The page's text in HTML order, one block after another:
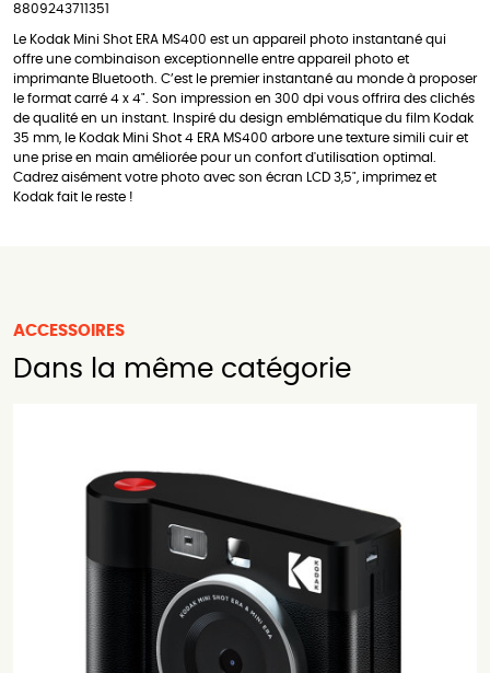
8809243711351
Le Kodak Mini Shot ERA MS400 est un appareil photo instantané qui
offre une combinaison exceptionnelle entre appareil photo et
imprimante Bluetooth. C’est le premier instantané au monde à proposer
le format carré 4 x 4". Son impression en 300 dpi vous offrira des clichés
de qualité en un instant. Inspiré du design emblématique du film Kodak
35 mm, le Kodak Mini Shot 4 ERA MS400 arbore une texture simili cuir et
une prise en main améliorée pour un confort d'utilisation optimal.
Cadrez aisément votre photo avec son écran LCD 3,5", imprimez et
Kodak fait le reste !
ACCESSOIRES
Dans la même catégorie